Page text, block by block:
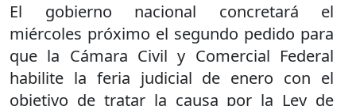
El gobierno nacional concretará el
miércoles próximo el segundo pedido para
que la Cámara Civil y Comercial Federal
habilite la feria judicial de enero con el
objetivo de tratar la causa por la Ley de